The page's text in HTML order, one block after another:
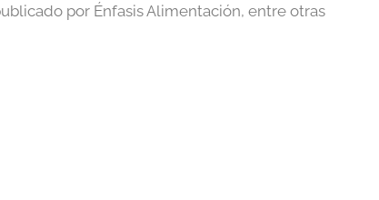
por Énfasis Alimentación, entre otras